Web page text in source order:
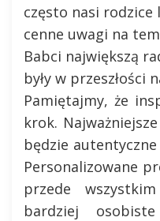
często nasi
cenne uwagi na
Babci największą
były w przeszłości
Pamiętajmy, że
krok.
będzie
Personalizowane
przede
bardziej